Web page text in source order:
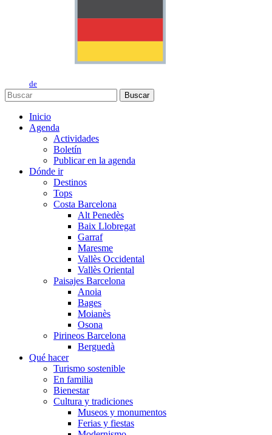
de
Buscar
Inicio
Agenda
Actividades
Boletín
Publicar en la agenda
Dónde ir
Destinos
Tops
Costa Barcelona
Alt Penedès
Baix Llobregat
Garraf
Maresme
Vallès Occidental
Vallès Oriental
Paisajes Barcelona
Anoia
Bages
Moianès
Osona
Pirineos Barcelona
Berguedà
Qué hacer
Turismo sostenible
En familia
Bienestar
Cultura y tradiciones
Museos y monumentos
Ferias y fiestas